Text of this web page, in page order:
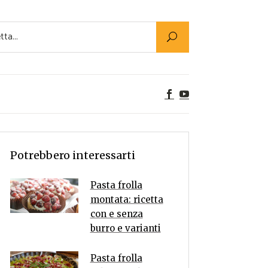
Utility
Alimenti
Rumors
Potrebbero interessarti
Pasta frolla
montata: ricetta
con e senza
burro e varianti
Pasta frolla